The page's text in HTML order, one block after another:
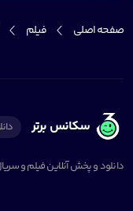
صفحه اصلی فیلم
سکانس برتر
دانلود و پخش آنلاین فیلم و